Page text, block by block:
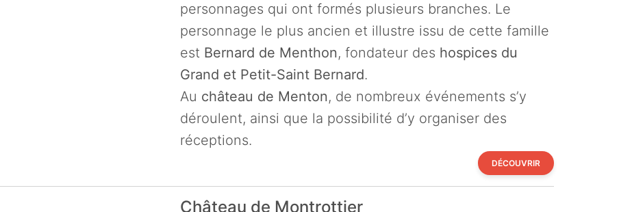
personnages qui ont formés plusieurs branches. Le
personnage le plus ancien et illustre issu de cette famille
est Bernard de Menthon, fondateur des hospices du
Grand et Petit-Saint Bernard.
Au château de Menton, de nombreux événements s’y
déroulent, ainsi que la possibilité d’y organiser des
réceptions.
DÉCOUVRIR
Château de Montrottier